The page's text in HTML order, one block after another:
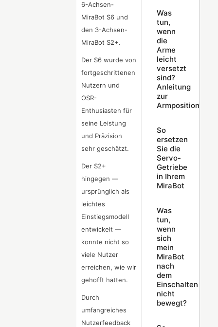
6-Achsen-
MiraBot S6 und
den 3-Achsen-
MiraBot S2+.
Der S6 wurde von
fortgeschrittenen
Nutzern und
OSR-
Enthusiasten für
seine Leistung
und Präzision
sehr geschätzt.
Der S2+
hingegen —
ursprünglich als
leichtes
Einstiegsmodell
entwickelt —
konnte nicht so
viele Nutzer
erreichen, wie wir
gehofft hatten.
Durch
umfangreiches
Nutzerfeedback
Was
tun,
wenn
die
Arme
leicht
versetzt
sind?
Anleitung
zur
So
ersetzen
Sie die
Servo-
Getriebe
in Ihrem
MiraBot
Was
tun,
wenn
sich
mein
MiraBot
nach
dem
Einschalten
nicht
bewegt?